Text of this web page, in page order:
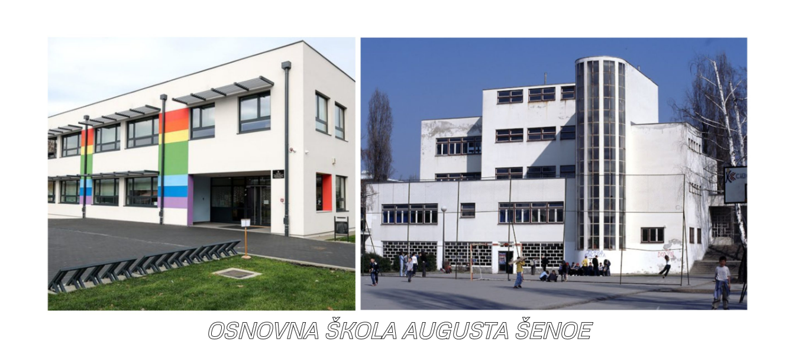
OSNOVNA ŠKOLA AUGUSTA ŠENOE